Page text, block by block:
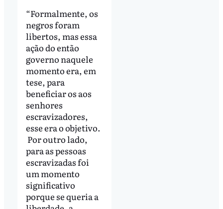
“Formalmente, os
negros foram
libertos, mas essa
ação do então
governo naquele
momento era, em
tese, para
beneficiar os aos
senhores
escravizadores,
esse era o objetivo.
Por outro lado,
para as pessoas
escravizadas foi
um momento
significativo
porque se queria a